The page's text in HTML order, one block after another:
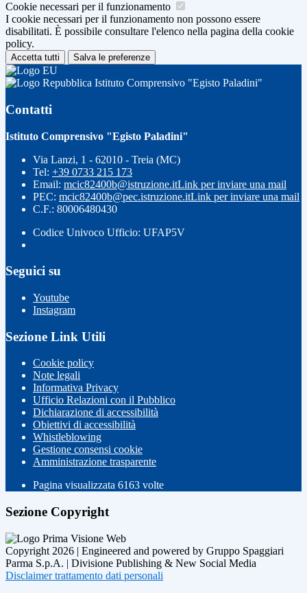
Cookie necessari per il funzionamento
I cookie necessari per il funzionamento non possono essere
disabilitati. È possibile consultare l'elenco nella pagina della cookie
policy.
Accetta tutti Salva le preferenze
Istituto Comprensivo "Egisto Paladini"
Contatti
Istituto Comprensivo "Egisto Paladini"
Via Lanzi, 1 - 62010 - Treia (MC)
Tel: +39 0733 215 173
Email: mcic82400b@istruzione.itLink per inviare una mail
PEC: mcic82400b@pec.istruzione.itLink per inviare una mail
C.F.: 80006480430
Codice Univoco Ufficio: UFAP5V
Seguici su
Youtube
Instagram
Sezione Link Utili
Cookie policy
Note legali
Informativa Privacy
Ufficio Relazioni con il Pubblico
Dichiarazione di accessibilità
Obiettivi di accessibilità
Whistleblowing
Gestione consensi cookie
Amministrazione trasparente
Pagina visualizzata 6163 volte
Sezione Copyright
Copyright 2026 | Engineered and powered by Gruppo Spaggiari
Parma S.p.A. | Divisione Publishing & New Social Media
Disclaimer trattamento dati personali